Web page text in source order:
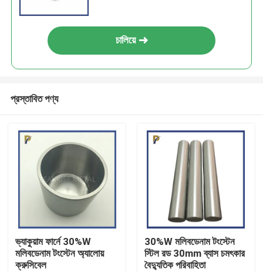
চালিয়ে
প্রস্তাবিত পণ্য
ভ্যাকুয়াম ফার্নে 30%W
মলিবডেনাম টংস্টেন অ্যালোয়
ক্রুসিবেল
30%W মলিবডেনাম টংস্টেন
স্টিল রড 30mm ব্যাস চমৎকার
বৈদ্যুতিক পরিবাহিতা